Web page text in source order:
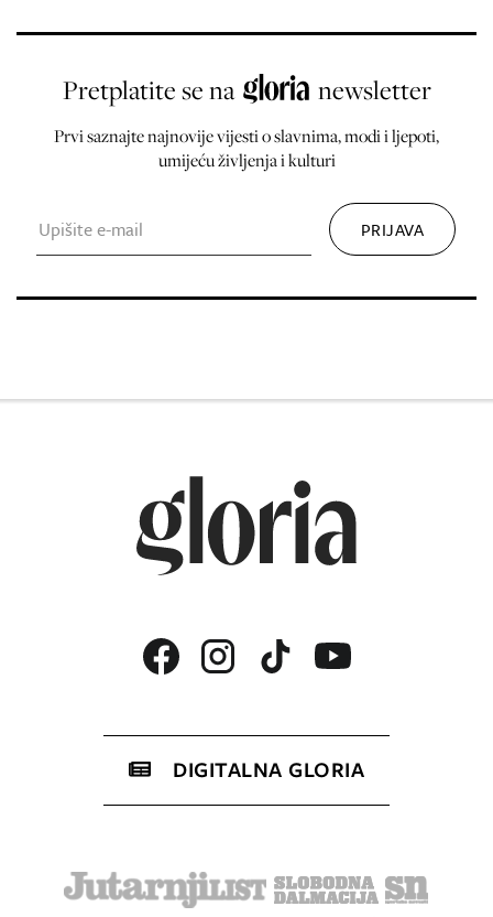
Pretplatite se na newsletter
Prvi saznajte najnovije vijesti o slavnima, modi i ljepoti,
umijeću življenja i kulturi
DIGITALNA GLORIA